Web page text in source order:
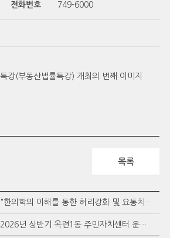
전화번호 749-6000
목록
"한의학의 이해를 통한 허리강화 및 요통치료 특강" 개최
2026년 상반기 옥련1동 주민자치센터 운영결과 보고서 게시